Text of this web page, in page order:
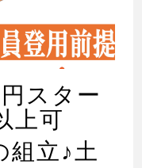
スター
上可
組立 ♪ 土